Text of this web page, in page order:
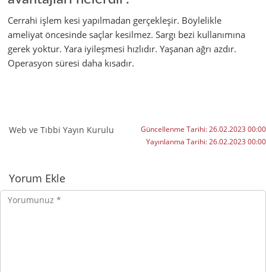
Cerrahi işlem kesi yapılmadan gerçekleşir. Böylelikle
ameliyat öncesinde saçlar kesilmez. Sargı bezi kullanımına
gerek yoktur. Yara iyileşmesi hızlıdır. Yaşanan ağrı azdır.
Operasyon süresi daha kısadır.
Web ve Tıbbi Yayın Kurulu Güncellenme Tarihi:26.02.2023 00:00
Yayınlanma Tarihi:26.02.2023 00:00
Yorumlar
Yorum Ekle
Yorumunuz